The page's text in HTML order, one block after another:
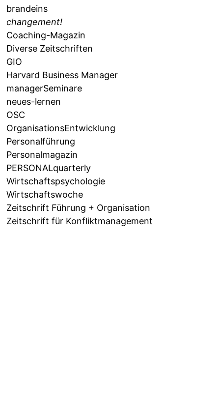
brandeins
changement!
Coaching-Magazin
Diverse Zeitschriften
GIO
Harvard Business Manager
managerSeminare
neues-lernen
OSC
OrganisationsEntwicklung
Personalführung
Personalmagazin
PERSONALquarterly
Wirtschaftspsychologie
Wirtschaftswoche
Zeitschrift Führung + Organisation
Zeitschrift für Konfliktmanagement